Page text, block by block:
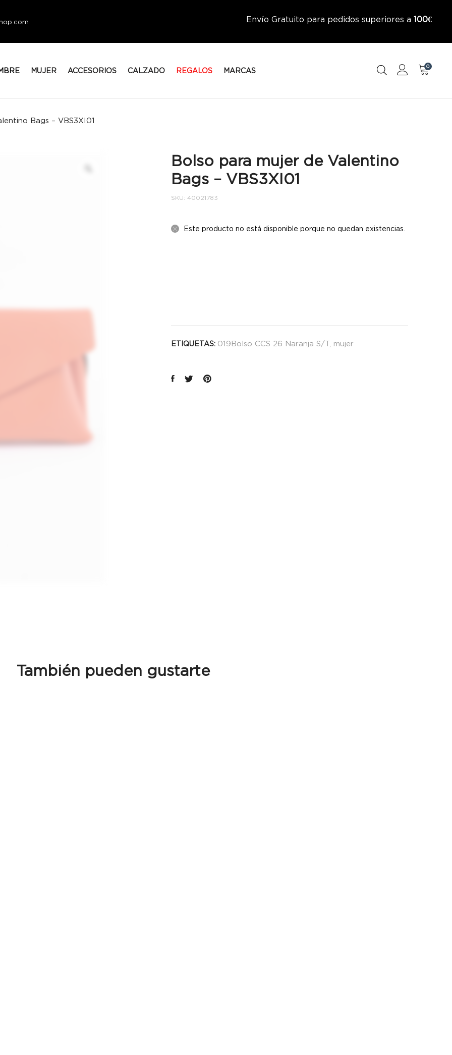
Envío Gratuito para pedidos superiores a 100€
MUJER ACCESORIOS CALZADO REGALOS MARCAS
0
Bags – VBS3XI01
Bolso para mujer de Valentino
Bags – VBS3XI01
SKU: 40021783
Este producto no está disponible porque no quedan existencias.
ETIQUETAS: 019Bolso CCS 26 Naranja S/T mujer
También pueden gustarte